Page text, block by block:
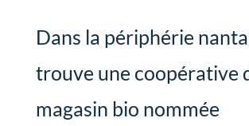
Dans la périphérie
trouve une coopérative
magasin bio nommée